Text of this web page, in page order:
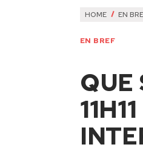
HOME EN
EN BREF
QUE